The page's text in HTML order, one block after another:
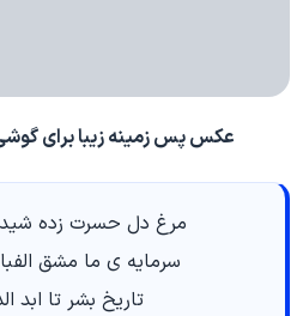
عکس پس زمینه زیبا برای گوشی
مرغ دل حسرت زده
سرمایه ی ما مشق
تاریخ بشر تا ابد